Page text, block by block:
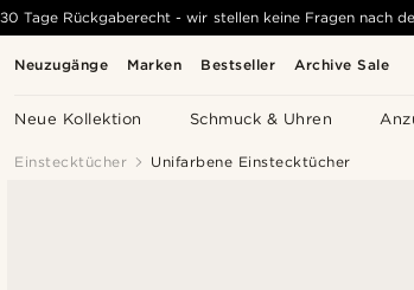
Neuzugänge Marken Bestseller Archive Sale
Neue Kollektion Schmuck & Uhren
30 Tage Rückgaberecht - wir stellen keine Fragen nach
Einstecktücher Unifarbene Einstecktücher